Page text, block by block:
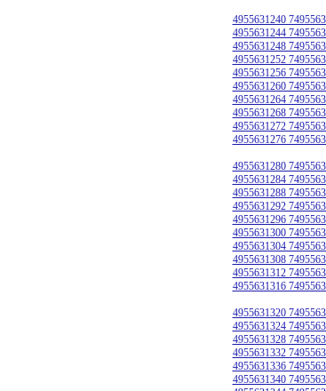
4955631240
4955631244
4955631248
4955631252
4955631256
4955631260
4955631264
4955631268
4955631272
4955631276
4955631280
4955631284
4955631288
4955631292
4955631296
4955631300
4955631304
4955631308
4955631312
4955631316
4955631320
4955631324
4955631328
4955631332
4955631336
4955631340